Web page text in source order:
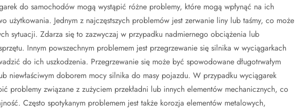
do samochodów mogą wystąpić różne problemy, które mogą wpłynąć na ich
użytkowania. Jednym z najczęstszych problemów jest zerwanie liny lub taśmy, co może
sytuacji. Zdarza się to zazwyczaj w przypadku nadmiernego obciążenia lub
Innym powszechnym problemem jest przegrzewanie się silnika w wyciągarkach
do ich uszkodzenia. Przegrzewanie się może być spowodowane długotrwałym
niewłaściwym doborem mocy silnika do masy pojazdu. W przypadku wyciągarek
problemy związane z zużyciem przekładni lub innych elementów mechanicznych, co
Często spotykanym problemem jest także korozja elementów metalowych,